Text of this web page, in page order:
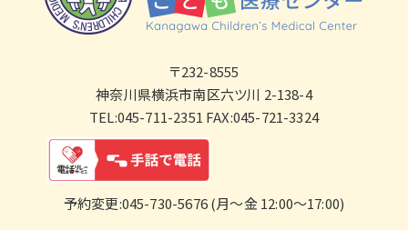
〒232-8555
神奈川県横浜市南区六ツ川 2-138-4
TEL:045-711-2351 FAX:045-721-3324
予約変更:045-730-5676 (月～金 12:00～17:00)